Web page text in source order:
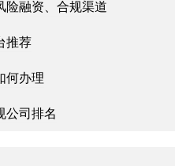
险融资、合规渠道
推荐
何办理
公司排名